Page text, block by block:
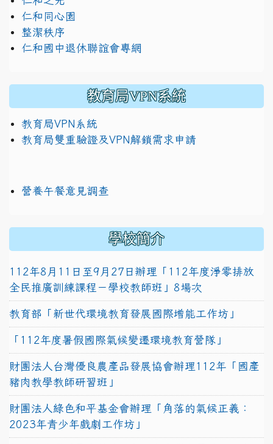
仁和同心園
整潔秩序
仁和國中退休聯誼會專網
教育局VPN系統
教育局VPN系統
教育局雙重驗證及VPN解鎖需求申請
營養午餐意見調查
學校簡介
112年8月11日至9月27日辦理「112年度淨零排放
全民推廣訓練課程－學校教師班」8場次
教育部「新世代環境教育發展國際增能工作坊」
「112年度暑假國際氣候變遷環境教育營隊」
財團法人台灣優良農產品發展協會辦理112年「國產
豬肉教學教師研習班」
財團法人綠色和平基金會辦理「角落的氣候正義：
2023年青少年戲劇工作坊」